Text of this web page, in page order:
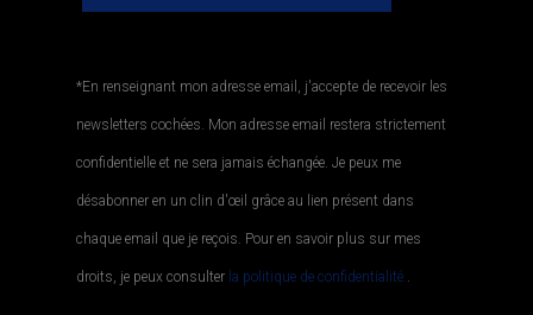
*En renseignant mon adresse email, j'accepte de recevoir les
newsletters cochées. Mon adresse email restera strictement
confidentielle et ne sera jamais échangée. Je peux me
désabonner en un clin d'œil grâce au lien présent dans
chaque email que je reçois. Pour en savoir plus sur mes
droits, je peux consulter la politique de confidentialité..